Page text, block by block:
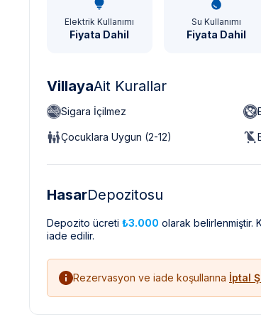
Elektrik Kullanımı
Fiyata Dahil
Su Kullanımı
Fiyata Dahil
VillayaAit Kurallar
Sigara İçilmez
Çocuklara Uygun (2-12)
HasarDepozitosu
Depozito ücreti ₺3.000 olarak belirlenmiştir.
iade edilir.
Rezervasyon ve iade koşullarına İptal